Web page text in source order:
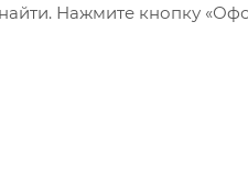
Нажмите кнопку